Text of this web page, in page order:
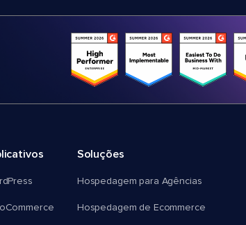
Soluções
Hospedagem para Agências
Hospedagem de Ecommerce